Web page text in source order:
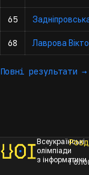
65
68 Лаврова
Повні результати →
Всеукраїнські
олімпіади
з інформатики